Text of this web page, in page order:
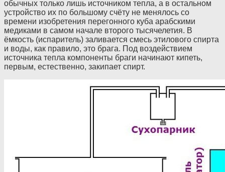
обычных только лишь источником тепла, а в остальном
устройство их по большому счёту не менялось со
времени изобретения перегонного куба арабскими
медиками в самом начале второго тысячелетия. В
ёмкость (испаритель) заливается смесь этилового спирта
и воды, как правило, это брага. Под воздействием
источника тепла компоненты браги начинают кипеть,
первым, естественно, закипает спирт.